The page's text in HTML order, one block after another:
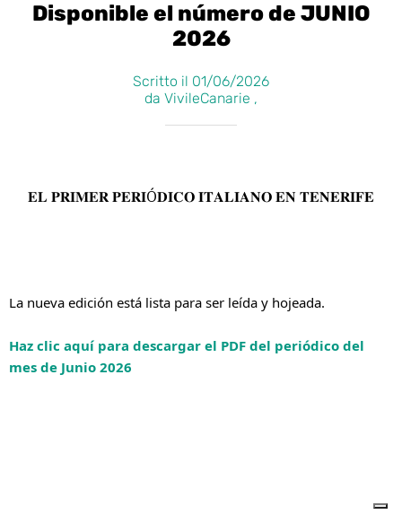
Disponible el número de JUNIO
2026
Scritto il 01/06/2026
da VivileCanarie ,
𝐄𝐋 𝐏𝐑𝐈𝐌𝐄𝐑 𝐏𝐄𝐑𝐈Ó𝐃𝐈𝐂𝐎 𝐈𝐓𝐀𝐋𝐈𝐀𝐍𝐎 𝐄𝐍 𝐓𝐄𝐍𝐄𝐑𝐈𝐅𝐄
La nueva edición está lista para ser leída y hojeada.
Haz clic aquí para descargar el PDF del periódico del
mes de Junio 2026